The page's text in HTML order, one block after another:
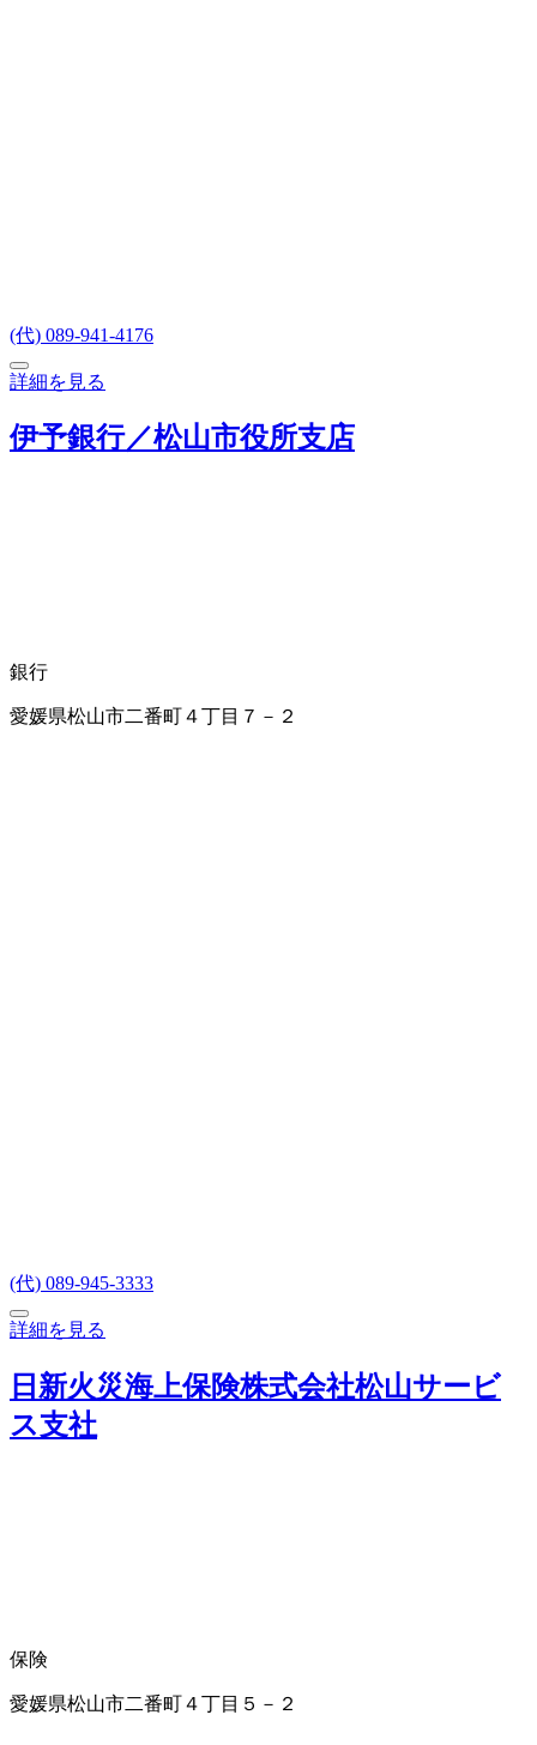
(代) 089-941-4176
詳細を見る
伊予銀行／松山市役所支店
銀行
愛媛県松山市二番町４丁目７－２
(代) 089-945-3333
詳細を見る
日新火災海上保険株式会社松山サービ
ス支社
保険
愛媛県松山市二番町４丁目５－２